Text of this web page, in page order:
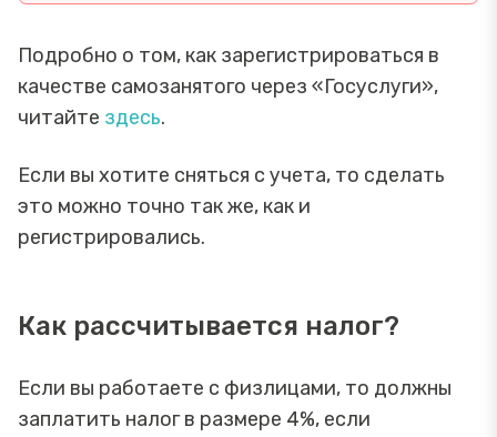
Подробно о том, как зарегистрироваться в
качестве самозанятого через «Госуслуги»,
читайте здесь.
Если вы хотите сняться с учета, то сделать
это можно точно так же, как и
регистрировались.
Как рассчитывается налог?
Если вы работаете с физлицами, то должны
заплатить налог в размере 4%, если